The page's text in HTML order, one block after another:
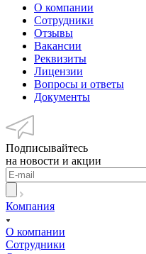
О компании
Сотрудники
Отзывы
Вакансии
Реквизиты
Лицензии
Вопросы и ответы
Документы
Подписывайтесь
на новости и акции
Компания
О компании
Сотрудники